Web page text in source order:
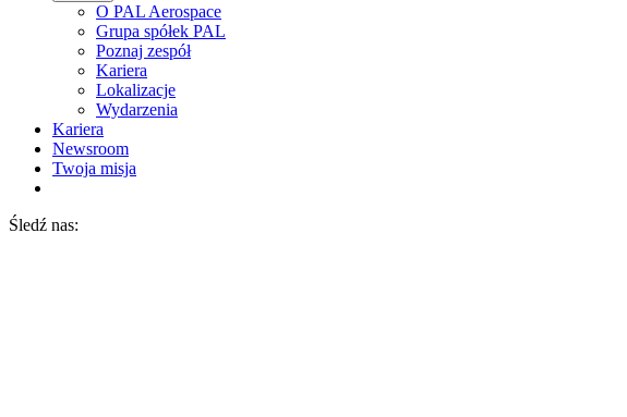
O PAL Aerospace
Grupa spółek PAL
Poznaj zespół
Kariera
Lokalizacje
Wydarzenia
Kariera
Newsroom
Twoja misja
Śledź nas: